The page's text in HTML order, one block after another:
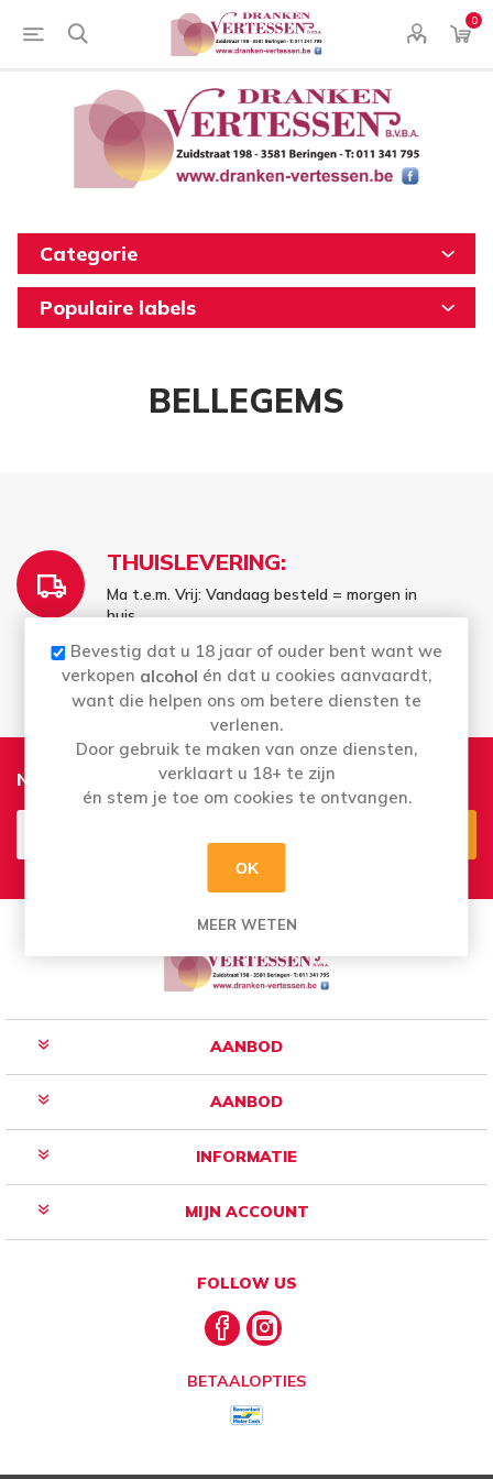
0
Categorie
Populaire labels
BELLEGEMS
THUISLEVERING:
Ma t.e.m. Vrij: Vandaag besteld = morgen in
huis
maandag geleverd
Nieuwsbrief
Opzeggen
AANBOD
AANBOD
INFORMATIE
MIJN ACCOUNT
FOLLOW US
BETAALOPTIES
Bevestig dat u 18 jaar of ouder bent want we
verkopen alcohol én dat u cookies aanvaardt,
want die helpen ons om betere diensten te
verlenen.
Door gebruik te maken van onze diensten,
verklaart u 18+ te zijn
én stem je toe om cookies te ontvangen.
OK
MEER WETEN